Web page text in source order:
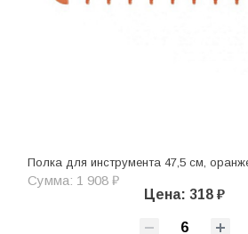
Полка для инструмента 47,5 см,
Сумма: 1 908 ₽
Цена: 318 ₽